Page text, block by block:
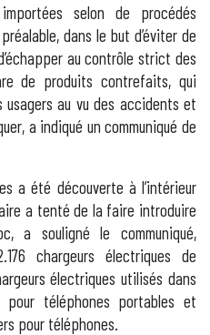
selon de procédés
dans le but d’éviter de
au contrôle strict des
de produits contrefaits, qui
au vu des accidents et
a indiqué un communiqué de
a été découverte à l’intérieur
a tenté de la faire introduire
a souligné le communiqué,
chargeurs électriques de
électriques utilisés dans
pour téléphones portables et
pour téléphones.